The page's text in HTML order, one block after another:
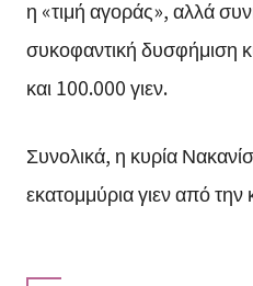
η «τιμή αγοράς», αλλά
συκοφαντική δυσφήμιση
και 100.000 γιεν.
Συνολικά, η κυρία
εκατομμύρια γιεν από την